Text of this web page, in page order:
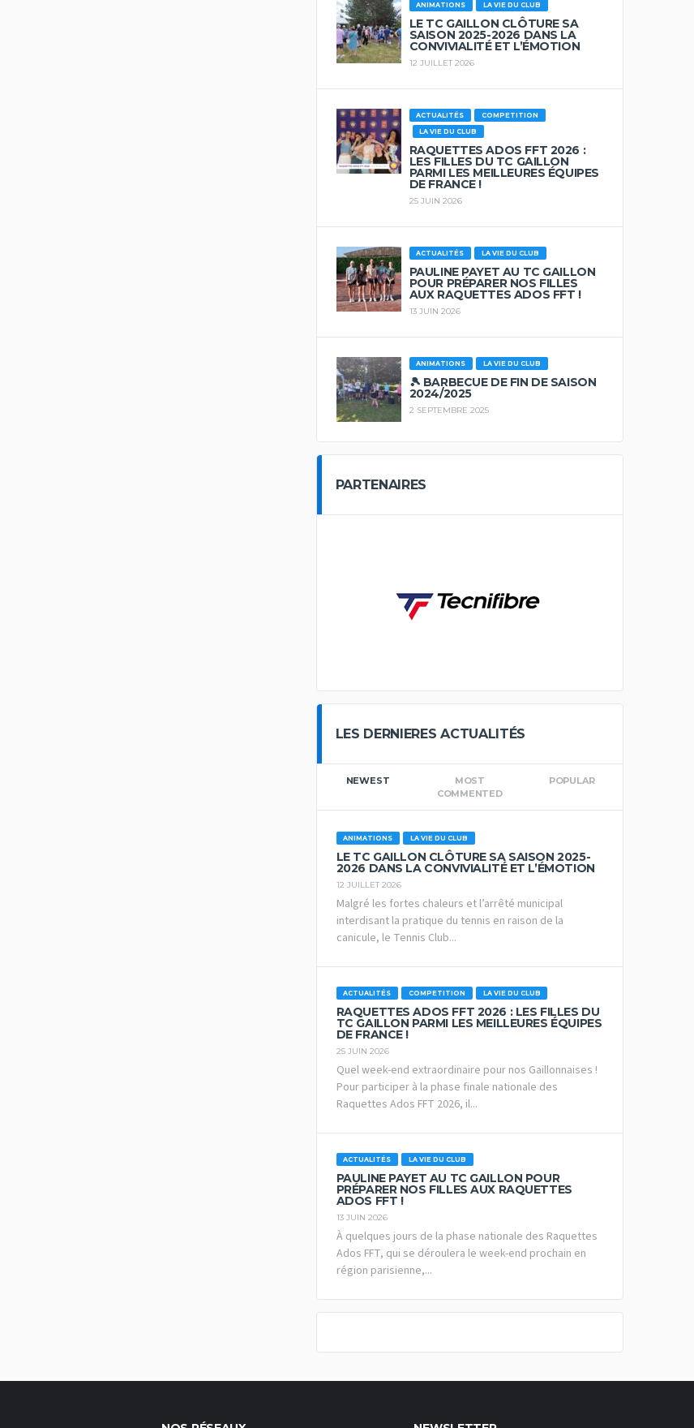
ANIMATIONS LA VIE DU CLUB
LE TC GAILLON CLÔTURE SA
SAISON 2025-2026 DANS LA
CONVIVIALITÉ ET L’ÉMOTION
12 JUILLET 2026
ACTUALITÉS
COMPETITION
LA VIE DU CLUB
RAQUETTES ADOS FFT 2026 :
LES FILLES DU TC GAILLON
PARMI LES MEILLEURES ÉQUIPES
DE FRANCE !
25 JUIN 2026
ACTUALITÉS LA VIE DU CLUB
PAULINE PAYET AU TC GAILLON
POUR PRÉPARER NOS FILLES
AUX RAQUETTES ADOS FFT !
13 JUIN 2026
ANIMATIONS LA VIE DU CLUB
🎾 BARBECUE DE FIN DE SAISON
2024/2025
2 SEPTEMBRE 2025
PARTENAIRES
LES DERNIERES ACTUALITÉS
NEWEST
MOST
COMMENTED
POPULAR
ANIMATIONS LA VIE DU CLUB
LE TC GAILLON CLÔTURE SA SAISON 2025-
2026 DANS LA CONVIVIALITÉ ET L’ÉMOTION
12 JUILLET 2026
Malgré les fortes chaleurs et l’arrêté municipal
interdisant la pratique du tennis en raison de la
canicule, le Tennis Club...
ACTUALITÉS COMPETITION LA VIE DU CLUB
RAQUETTES ADOS FFT 2026 : LES FILLES DU
TC GAILLON PARMI LES MEILLEURES ÉQUIPES
DE FRANCE !
25 JUIN 2026
Quel week-end extraordinaire pour nos Gaillonnaises !
Pour participer à la phase finale nationale des
Raquettes Ados FFT 2026, il...
ACTUALITÉS LA VIE DU CLUB
PAULINE PAYET AU TC GAILLON POUR
PRÉPARER NOS FILLES AUX RAQUETTES
ADOS FFT !
13 JUIN 2026
À quelques jours de la phase nationale des Raquettes
Ados FFT, qui se déroulera le week-end prochain en
région parisienne,...